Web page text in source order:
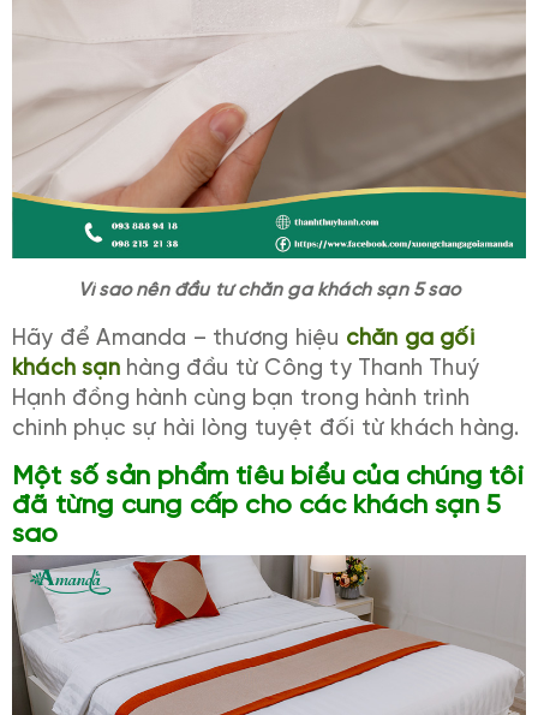
Vì sao nên đầu tư chăn ga khách sạn 5 sao
Hãy để Amanda – thương hiệu chăn ga gối
khách sạnhàng đầu từ Công ty Thanh Thuý
Hạnh đồng hành cùng bạn trong hành trình
chinh phục sự hài lòng tuyệt đối từ khách hàng.
Một số sản phẩm tiêu biểu của chúng tôi
đã từng cung cấp cho các khách sạn 5
sao